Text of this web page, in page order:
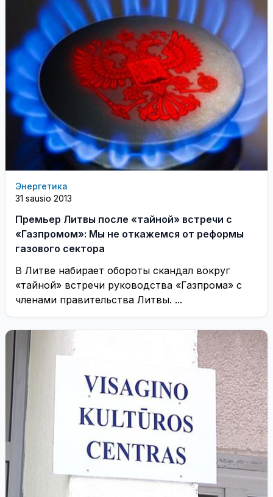
Энергетика
31 sausio 2013
Премьер Литвы после «тайной» встречи с
«Газпромом»: Мы не откажемся от реформы
газового сектора
В Литве набирает обороты скандал вокруг
«тайной» встречи руководства «Газпрома» с
членами правительства Литвы. ...